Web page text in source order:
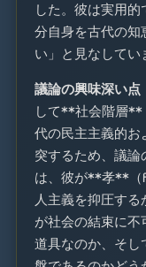
した。彼は実用
分自身を古代の知
い」と見なしてい
議論の興味深い点
して**社会階層**
代の民主主義的お
突するため、議
は、彼が**孝**（
人主義を抑圧す
が社会の結束に不
道具なのか、そし